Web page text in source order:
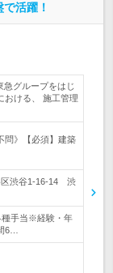
活躍！
グループをはじ
おける、 施工管理
問》【必須】建築
区渋谷1-16-14 渋
種手当※経験・年
6…